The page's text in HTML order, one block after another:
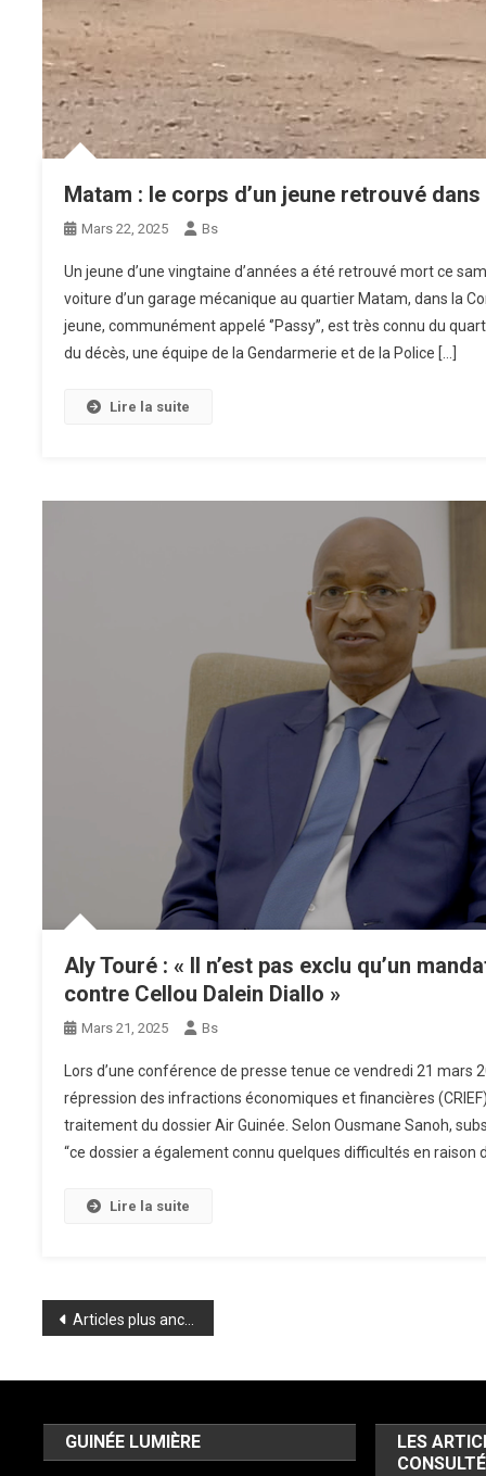
Matam : le corps d’un jeune retrouvé
Mars 22, 2025 Bs
Un jeune d’une vingtaine d’années a été retrouvé mort ce
voiture d’un garage mécanique au quartier Matam, dans la
jeune, communément appelé ‘’Passy’’, est très connu du
du décès, une équipe de la Gendarmerie et de la Police […]
Lire la suite
Aly Touré : « Il n’est pas exclu qu’un
contre Cellou Dalein Diallo »
Mars 21, 2025 Bs
Lors d’une conférence de presse tenue ce vendredi 21 mars
répression des infractions économiques et financières
traitement du dossier Air Guinée. Selon Ousmane Sanoh,
“ce dossier a également connu quelques difficultés en raison
Lire la suite
Navigation
Articles plus anciens
GUINÉE LUMIÈRE
LES